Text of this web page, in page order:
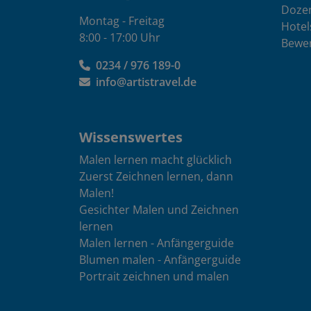
vielen
Kann ich
Gerne
Arbeitgeber
Kurs als
Ist meine
Reise-
Reisen, die
Ausflüge
An allen
Erfahrung
Gruppe
Dozent
werden
und nach
Montag - Freitag
8:00 - 17:00 Uhr
0234 / 976 189-0
info@artistravel.de
Wissenswertes
Malen lernen macht glücklich
Zuerst Zeichnen lernen, dann
Malen!
Gesichter Malen und Zeichnen
lernen
Malen lernen - Anfängerguide
Blumen malen - Anfängerguide
Portrait zeichnen und malen